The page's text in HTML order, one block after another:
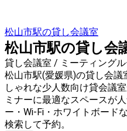
松山市駅の貸し会議室
松山市駅の貸し会
貸し会議室 / ミーティング
松山市駅(愛媛県)の貸し会
しゃれな少人数向け貸会議
ミナーに最適なスペースが
ー・Wi-Fi・ホワイトボード
検索して予約。